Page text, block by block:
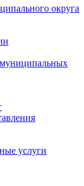
округа
муниципальных
услуги